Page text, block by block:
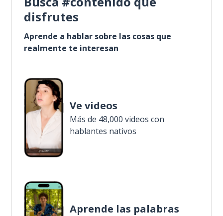
disfrutes
Aprende a hablar sobre las cosas que
realmente te interesan
Ve videos
Más de 48,000 videos con
hablantes nativos
Aprende las palabras